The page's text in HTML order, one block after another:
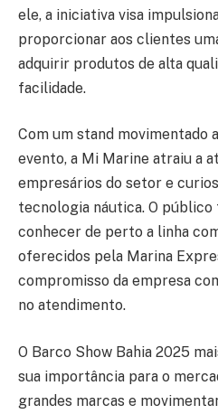
ele, a iniciativa visa
proporcionar aos clientes
adquirir produtos de alta
facilidade.
Com um stand movimentado
evento, a Mi Marine atraiu a
empresários do setor e
tecnologia náutica. O público
conhecer de perto a linha
oferecidos pela Marina
compromisso da empresa
no atendimento.
O Barco Show Bahia 2025
sua importância para o
grandes marcas e